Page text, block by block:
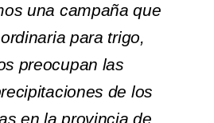
una campaña que
para trigo,
preocupan las
de los
en la provincia de